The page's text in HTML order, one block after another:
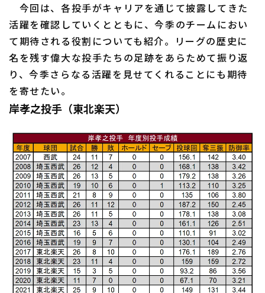
利用規約 プライバシーポリシー
運営会社（別ウィンドウで開く） よくある質問
特定商取引法の表示 アルバイト募集（別ウィンドウで開く
今回は、各投手がキャリアを通じて披露してきた
活躍を確認していくとともに、今季のチームにおい
て期待される役割についても紹介。リーグの歴史に
名を残す偉大な投手たちの足跡をあらためて振り返
り、今季さらなる活躍を見せてくれることにも期待
を寄せたい。
岸孝之投手（東北楽天）